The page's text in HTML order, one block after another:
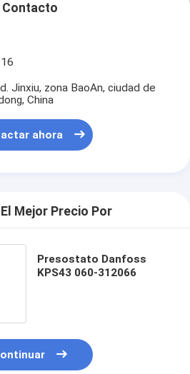
Contacto
Jinxiu, zona BaoAn, ciudad de
China
ahora
Mejor Precio Por
Presostato Danfoss
KPS43 060-312066